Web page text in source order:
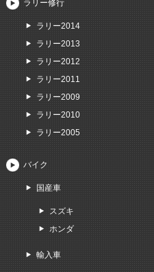
ラリー修行
ラリー2014
ラリー2013
ラリー2012
ラリー2011
ラリー2009
ラリー2010
ラリー2005
バイク
国産車
スズキ
ホンダ
輸入車